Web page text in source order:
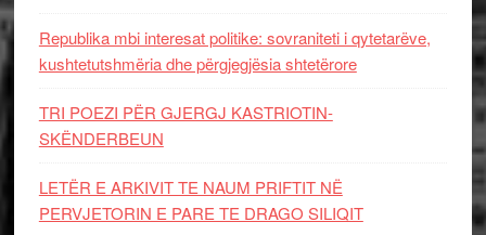
Republika mbi interesat politike: sovraniteti i qytetarëve,
kushtetutshmëria dhe përgjegjësia shtetërore
TRI POEZI PËR GJERGJ KASTRIOTIN-
SKËNDERBEUN
LETËR E ARKIVIT TE NAUM PRIFTIT NË
PERVJETORIN E PARE TE DRAGO SILIQIT